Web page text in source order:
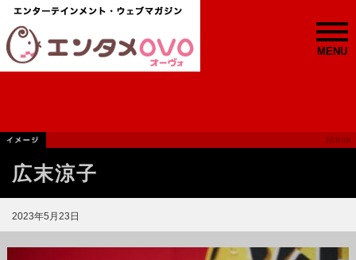
MENU
広末涼子
2023年5月23日